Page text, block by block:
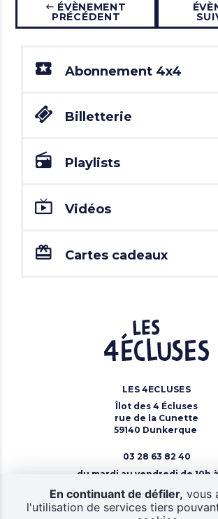
ÉVÈNEMENT
PRÉCÉDENT
Abonnement 4x4
Billetterie
Playlists
Vidéos
Cartes cadeaux
LES 4ECLUSES
Îlot des 4 Écluses
rue de la Cunette
59140 Dunkerque
03 28 63 82 40
du mardi au vendredi de 10h à
Nous contacter
En continuant de défiler, vous
l'utilisation de services tiers